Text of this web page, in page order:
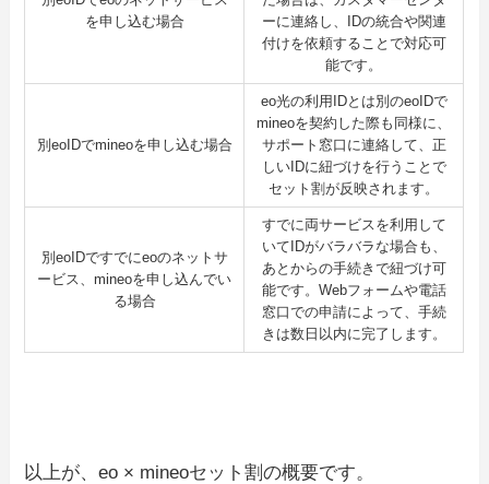
を申し込む場合
ーに連絡し、IDの統合や関連
付けを依頼することで対応可
能です。
別eoIDでmineoを申し込む場合
eo光の利用IDとは別のeoIDで
mineoを契約した際も同様に、
サポート窓口に連絡して、正
しいIDに紐づけを行うことで
セット割が反映されます。
別eoIDですでにeoのネットサ
ービス、mineoを申し込んでい
る場合
すでに両サービスを利用して
いてIDがバラバラな場合も、
あとからの手続きで紐づけ可
能です。Webフォームや電話
窓口での申請によって、手続
きは数日以内に完了します。
以上が、eo × mineoセット割の概要です。